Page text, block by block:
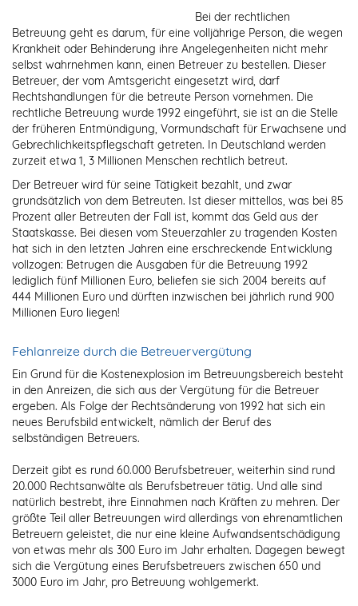
Bei der rechtlichen
Betreuung geht es darum, für eine volljährige Person, die wegen
Krankheit oder Behinderung ihre Angelegenheiten nicht mehr
selbst wahrnehmen kann, einen Betreuer zu bestellen. Dieser
Betreuer, der vom Amtsgericht eingesetzt wird, darf
Rechtshandlungen für die betreute Person vornehmen. Die
rechtliche Betreuung wurde 1992 eingeführt, sie ist an die Stelle
der früheren Entmündigung, Vormundschaft für Erwachsene und
Gebrechlichkeitspflegschaft getreten. In Deutschland werden
zurzeit etwa 1, 3 Millionen Menschen rechtlich betreut.
Der Betreuer wird für seine Tätigkeit bezahlt, und zwar
grundsätzlich von dem Betreuten. Ist dieser mittellos, was bei 85
Prozent aller Betreuten der Fall ist, kommt das Geld aus der
Staatskasse. Bei diesen vom Steuerzahler zu tragenden Kosten
hat sich in den letzten Jahren eine erschreckende Entwicklung
vollzogen: Betrugen die Ausgaben für die Betreuung 1992
lediglich fünf Millionen Euro, beliefen sie sich 2004 bereits auf
444 Millionen Euro und dürften inzwischen bei jährlich rund 900
Millionen Euro liegen!
Fehlanreize durch die Betreuervergütung
Ein Grund für die Kostenexplosion im Betreuungsbereich besteht
in den Anreizen, die sich aus der Vergütung für die Betreuer
ergeben. Als Folge der Rechtsänderung von 1992 hat sich ein
neues Berufsbild entwickelt, nämlich der Beruf des
selbständigen Betreuers.
Derzeit gibt es rund 60.000 Berufsbetreuer, weiterhin sind rund
20.000 Rechtsanwälte als Berufsbetreuer tätig. Und alle sind
natürlich bestrebt, ihre Einnahmen nach Kräften zu mehren. Der
größte Teil aller Betreuungen wird allerdings von ehrenamtlichen
Betreuern geleistet, die nur eine kleine Aufwandsentschädigung
von etwas mehr als 300 Euro im Jahr erhalten. Dagegen bewegt
sich die Vergütung eines Berufsbetreuers zwischen 650 und
3000 Euro im Jahr, pro Betreuung wohlgemerkt.